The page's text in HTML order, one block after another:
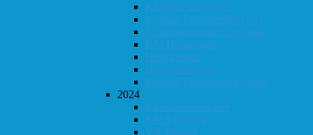
Klubbmesterskapet
Konrad Timestrening (vår)
Klubbmesterskap Lynsjakk
KM Hurtigsjakk
Høst-konrad
Høstturneringen
Konrad Timestrening (høst)
2024
Klubbmesterskapet
KM Lynsjakk
Vår-konrad